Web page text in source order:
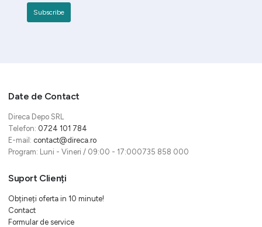
Date de Contact
Direca Depo SRL
Telefon: 0724 101 784
E-mail: contact@direca.ro
Program: Luni - Vineri / 09:00 - 17:000735 858 000
Suport Clienți
Obțineți oferta in 10 minute!
Contact
Formular de service